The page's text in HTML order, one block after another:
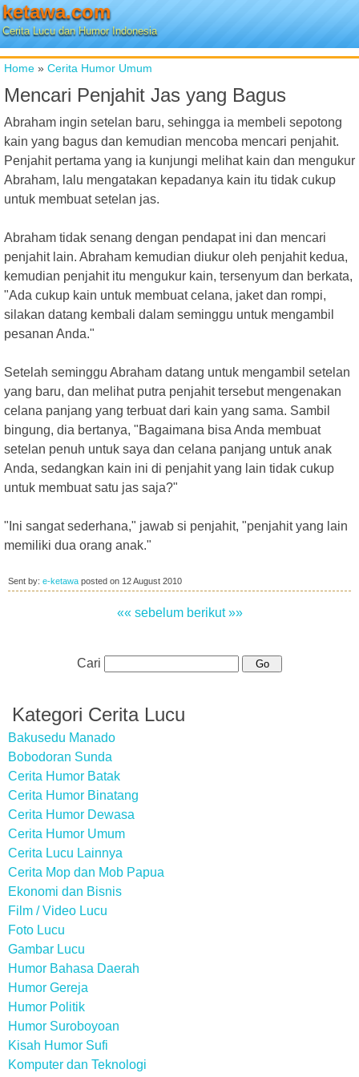
ketawa.com
Cerita Lucu dan Humor Indonesia
Home » Cerita Humor Umum
Mencari Penjahit Jas yang Bagus
Abraham ingin setelan baru, sehingga ia membeli sepotong
kain yang bagus dan kemudian mencoba mencari penjahit.
Penjahit pertama yang ia kunjungi melihat kain dan mengukur
Abraham, lalu mengatakan kepadanya kain itu tidak cukup
untuk membuat setelan jas.
Abraham tidak senang dengan pendapat ini dan mencari
penjahit lain. Abraham kemudian diukur oleh penjahit kedua,
kemudian penjahit itu mengukur kain, tersenyum dan berkata,
"Ada cukup kain untuk membuat celana, jaket dan rompi,
silakan datang kembali dalam seminggu untuk mengambil
pesanan Anda."
Setelah seminggu Abraham datang untuk mengambil setelan
yang baru, dan melihat putra penjahit tersebut mengenakan
celana panjang yang terbuat dari kain yang sama. Sambil
bingung, dia bertanya, "Bagaimana bisa Anda membuat
setelan penuh untuk saya dan celana panjang untuk anak
Anda, sedangkan kain ini di penjahit yang lain tidak cukup
untuk membuat satu jas saja?"
"Ini sangat sederhana," jawab si penjahit, "penjahit yang lain
memiliki dua orang anak."
Sent by: e-ketawa posted on 12 August 2010
«« sebelum berikut »»
Cari
Kategori Cerita Lucu
Bakusedu Manado
Bobodoran Sunda
Cerita Humor Batak
Cerita Humor Binatang
Cerita Humor Dewasa
Cerita Humor Umum
Cerita Lucu Lainnya
Cerita Mop dan Mob Papua
Ekonomi dan Bisnis
Film / Video Lucu
Foto Lucu
Gambar Lucu
Humor Bahasa Daerah
Humor Gereja
Humor Politik
Humor Suroboyoan
Kisah Humor Sufi
Komputer dan Teknologi